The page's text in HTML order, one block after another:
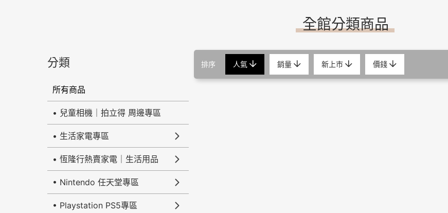
全館分類商品
分類
所有商品
• 兒童相機｜拍立得 周邊專區
• 生活家電專區
• 恆隆行熱賣家電｜生活用品
• Nintendo 任天堂專區
• Playstation PS5專區
排序 人氣 銷量 新上市 價錢